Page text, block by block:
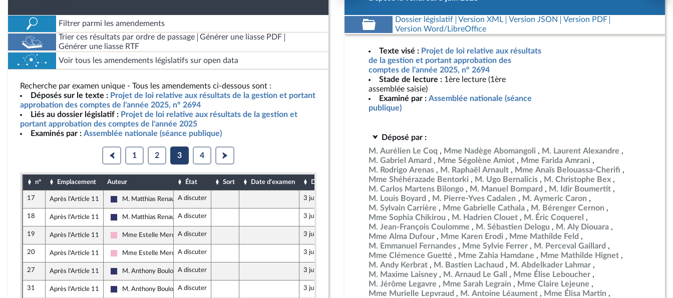
Filtrer parmi les amendements
Trier ces résultats par ordre de passage
Générer une liasse PDF
Générer une liasse RTF
Voir tous les amendements législatifs sur open data
Recherche par examen unique - Tous les amendements ci-dessous sont :
Déposés sur le texte : Projet de loi relative aux résultats de la gestion et portant
approbation des comptes de l'année 2025, n° 2694
Liés au dossier législatif : Projet de loi relative aux résultats de la gestion et
portant approbation des comptes de l'année 2025
Examinés par : Assemblée nationale (séance publique)
1 2 3 4
n° Emplacement Auteur État Sort Date d'examen Date de dépôt
17 Après l'Article 11
Rassemblement National
M. Matthias RenaultA discuter 3 juin 2026
18 Après l'Article 11
Rassemblement National
M. Matthias RenaultA discuter 3 juin 2026
19 Après l'Article 11
Socialistes et apparentés
Mme Estelle MercierA discuter 3 juin 2026
20 Après l'Article 11
Socialistes et apparentés
Mme Estelle MercierA discuter 3 juin 2026
27 Après l'Article 11
Rassemblement National
M. Anthony BoulogneA discuter 3 juin 2026
31 Après l'Article 11
Rassemblement National
M. Anthony BoulogneA discuter 3 juin 2026
Dossier législatif Version XML Version JSON
Version PDF
Version Word/LibreOffice
Texte visé : Projet de loi relative aux résultats
de la gestion et portant approbation des
comptes de l'année 2025, n° 2694
Stade de lecture : 1ère lecture (1ère
assemblée saisie)
Examiné par : Assemblée nationale (séance
publique)
Déposé par :
M. Aurélien Le Coq
Mme Nadège Abomangoli
M. Laurent Alexandre
M. Gabriel Amard
Mme Ségolène Amiot
Mme Farida Amrani
M. Rodrigo Arenas
M. Raphaël Arnault
Mme Anaïs Belouassa-Cherifi
Mme Shéhérazade Bentorki
M. Ugo Bernalicis
M. Christophe Bex
M. Carlos Martens Bilongo
M. Manuel Bompard
M. Idir Boumertit
M. Louis Boyard
M. Pierre-Yves Cadalen
M. Aymeric Caron
M. Sylvain Carrière
Mme Gabrielle Cathala
M. Bérenger Cernon
Mme Sophia Chikirou
M. Hadrien Clouet
M. Éric Coquerel
M. Jean-François Coulomme
M. Sébastien Delogu
M. Aly Diouara
Mme Alma Dufour
Mme Karen Erodi
Mme Mathilde Feld
M. Emmanuel Fernandes
Mme Sylvie Ferrer
M. Perceval Gaillard
Mme Clémence Guetté
Mme Zahia Hamdane
Mme Mathilde Hignet
M. Andy Kerbrat
M. Bastien Lachaud
M. Abdelkader Lahmar
M. Maxime Laisney
M. Arnaud Le Gall
Mme Élise Leboucher
M. Jérôme Legavre
Mme Sarah Legrain
Mme Claire Lejeune
Mme Murielle Lepvraud
M. Antoine Léaument
Mme Élisa Martin